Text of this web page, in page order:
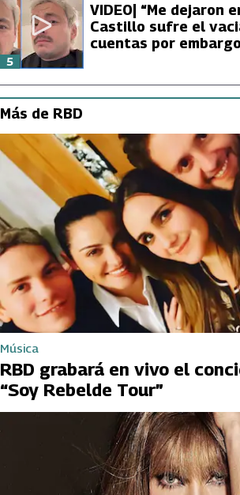
VIDEO| “Me dejaron
Castillo sufre el
cuentas por
5
Más de RBD
Música
RBD grabará en vivo el
“Soy Rebelde Tour”